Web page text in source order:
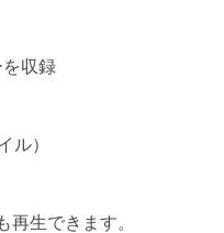
収録
ル）
生できます。